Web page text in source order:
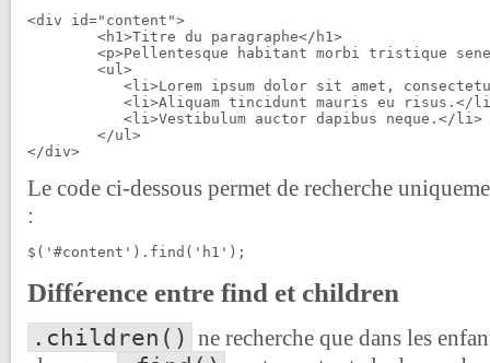
<div id="content">
</div>
Le code ci-dessous permet de recherche
:
$('#content').find('h1');
Différence entre find et children
.children() ne recherche que dans les